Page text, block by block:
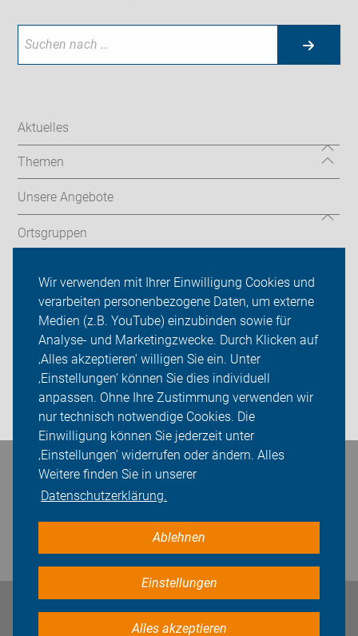
Wir verwenden mit Ihrer Einwilligung Cookies und
verarbeiten personenbezogene Daten, um externe
Medien (z.B. YouTube) einzubinden sowie für
Analyse- und Marketingzwecke. Durch Klicken auf
‚Alles akzeptieren‘ willigen Sie ein. Unter
‚Einstellungen‘ können Sie dies individuell
anpassen. Ohne Ihre Zustimmung verwenden wir
nur technisch notwendige Cookies. Die
Einwilligung können Sie jederzeit unter
‚Einstellungen‘ widerrufen oder ändern. Alles
Weitere finden Sie in unserer
Datenschutzerklärung.
Ablehnen
Einstellungen
Alles akzeptieren
Aktuelles
Themen
Unsere Angebote
Ortsgruppen
Willkommen - Neu bei uns?
Über uns
Sei dabei
Login
Bleiben Sie in Kontakt